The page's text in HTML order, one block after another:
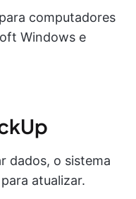
computadores
Windows e
dados, o sistema
atualizar.